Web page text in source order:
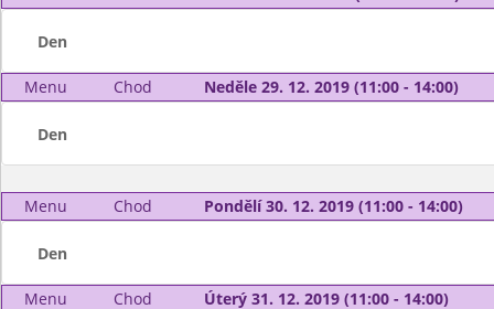
Den
Menu Chod Neděle 29. 12. 2019 (11:00 - 14:00)
Den
Menu Chod Pondělí 30. 12. 2019 (11:00 - 14:00)
Den
Menu Chod Úterý 31. 12. 2019 (11:00 - 14:00)